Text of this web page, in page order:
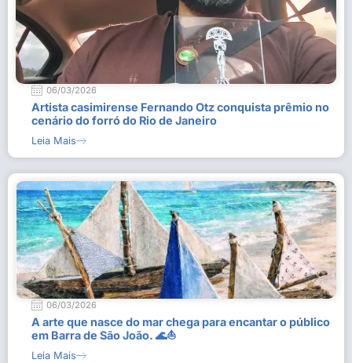
06/03/2026
Artista casimirense Fernando Otz conquista prêmio no
cenário do forró do Rio de Janeiro
Leia Mais
06/03/2026
A arte que nasce do mar chega para encantar o público
em Barra de São João. 🌊⛵
Leia Mais